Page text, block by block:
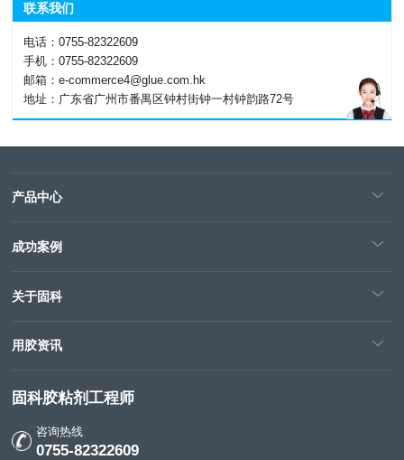
联系我们
电话：0755-82322609
手机：0755-82322609
邮箱：e-commerce4@glue.com.hk
地址：广东省广州市番禺区钟村街钟一村钟韵路72号
产品中心
成功案例
关于固科
用胶资讯
固科胶粘剂工程师
咨询热线
0755-82322609